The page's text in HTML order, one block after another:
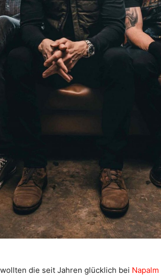
die seit Jahren glücklich bei